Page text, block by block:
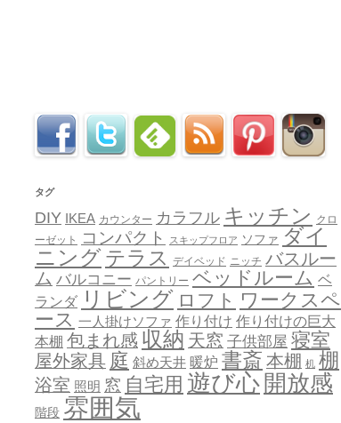
タグ
DIY IKEA カウンター カラフル キッチン クロ
ーゼット
コンパクト スキップフロア ソファ ダイ
ニングテラス デイベッド ニッチ バスルー
ム バルコニー パントリー ベッドルーム ベ
ランダ リビング ロフト ワークスペ
ース 一人掛けソファ 作り付け 作り付けの巨大
本棚 包まれ感 収納 天窓 子供部屋 寝室
屋外家具 庭 斜め天井 暖炉 書斎 本棚 机 棚
浴室 照明 窓 自宅用 遊び心 開放感
階段 雰囲気